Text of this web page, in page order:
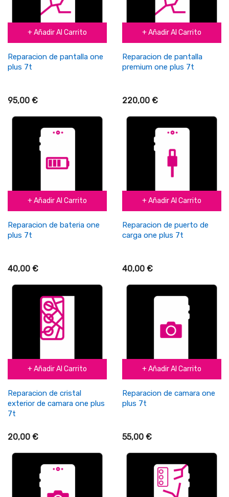
+ Añadir Al Carrito
Reparacion de pantalla one
plus 7t
95,00 €
+ Añadir Al Carrito
Reparacion de pantalla
premium one plus 7t
220,00 €
+ Añadir Al Carrito
Reparacion de bateria one
plus 7t
40,00 €
+ Añadir Al Carrito
Reparacion de puerto de
carga one plus 7t
40,00 €
+ Añadir Al Carrito
Reparacion de cristal
exterior de camara one plus
7t
20,00 €
+ Añadir Al Carrito
Reparacion de camara one
plus 7t
55,00 €